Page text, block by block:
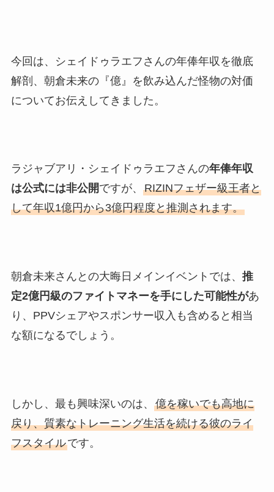
今回は、シェイドゥラエフさんの年俸年収を徹底
解剖、朝倉未来の『億』を飲み込んだ怪物の対価
についてお伝えしてきました。
ラジャブアリ・シェイドゥラエフさんの年俸年収
は公式には非公開ですが、 RIZINフェザー級王者と
して年収1億円から3億円程度と推測されます。
朝倉未来さんとの大晦日メインイベントでは、 推
定2億円級のファイトマネーを手にした可能性があ
り、PPVシェアやスポンサー収入も含めると相当
な額になるでしょう。
しかし、最も興味深いのは、 億を稼いでも高地に
戻り、質素なトレーニング生活を続ける彼のライ
フスタイルです。